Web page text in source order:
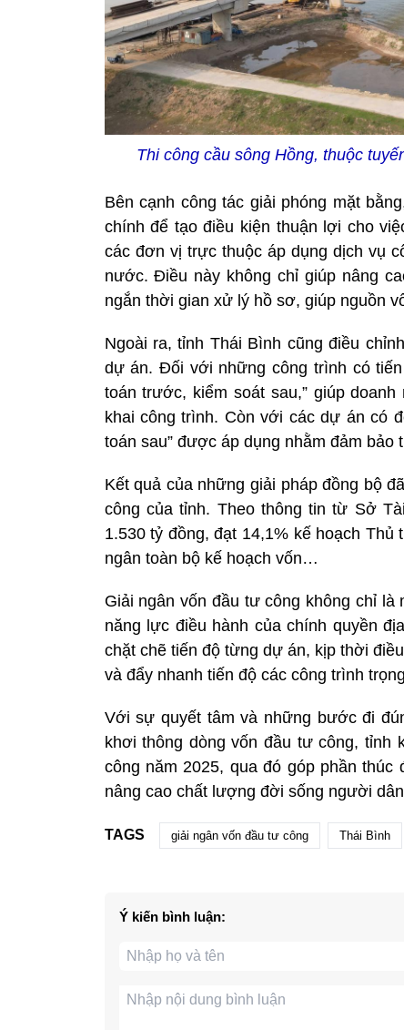
Thi công cầu sông Hồng, thuộc
Bên cạnh công tác giải phóng mặt
chính để tạo điều kiện thuận lợi cho
các đơn vị trực thuộc áp dụng dịch vụ
nước. Điều này không chỉ giúp nâng
ngắn thời gian xử lý hồ sơ, giúp nguồn
Ngoài ra, tỉnh Thái Bình cũng điều
dự án. Đối với những công trình có
toán trước, kiểm soát sau,” giúp
khai công trình. Còn với các dự án có
toán sau” được áp dụng nhằm đảm
Kết quả của những giải pháp đồng bộ
công của tỉnh. Theo thông tin từ Sở
1.530 tỷ đồng, đạt 14,1% kế hoạch
ngân toàn bộ kế hoạch vốn…
Giải ngân vốn đầu tư công không chỉ
năng lực điều hành của chính quyền
chặt chẽ tiến độ từng dự án, kịp thời
và đẩy nhanh tiến độ các công trình
Với sự quyết tâm và những bước đi
khơi thông dòng vốn đầu tư công, tỉnh
công năm 2025, qua đó góp phần
nâng cao chất lượng đời sống người
TAGS giải ngân vốn đầu tư công Thái Bình
Ý kiến bình luận: